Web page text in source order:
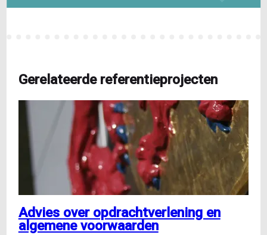
Gerelateerde referentieprojecten
Advies over opdrachtverlening en
algemene voorwaarden